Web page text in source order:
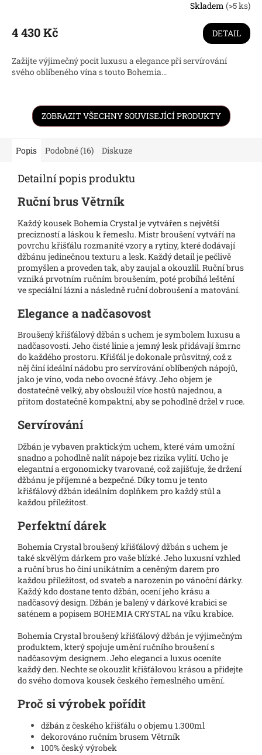
Skladem (>5 ks)
4 430 Kč DETAIL
Zažijte výjimečný pocit luxusu a elegance při servírování
svého oblíbeného vína s touto Bohemia...
ZOBRAZIT VŠECHNY SOUVISEJÍCÍ PRODUKTY
Popis Podobné (16) Diskuze
Detailní popis produktu
Ruční brus Větrník
Každý kousek Bohemia Crystal je vytvářen s největší
precizností a láskou k řemeslu. Mistr broušení vytváří na
povrchu křišťálu rozmanité vzory a rytiny, které dodávají
džbánu jedinečnou texturu a lesk. Každý detail je pečlivě
promyšlen a proveden tak, aby zaujal a okouzlil. Ruční brus
vzniká prvotním ručním broušením, poté probíhá leštění
ve speciální lázni a následně ruční dobroušení a matování.
Elegance a nadčasovost
Broušený křišťálový džbán s uchem je symbolem luxusu a
nadčasovosti. Jeho čisté linie a jemný lesk přidávají šmrnc
do každého prostoru. Křišťál je dokonale průsvitný, což z
něj činí ideální nádobu pro servírování oblíbených nápojů,
jako je víno, voda nebo ovocné šťávy. Jeho objem je
dostatečně velký, aby obsloužil více hostů najednou, a
přitom dostatečně kompaktní, aby se pohodlně držel v ruce.
Servírování
Džbán je vybaven praktickým uchem, které vám umožní
snadno a pohodlně nalít nápoje bez rizika vylití. Ucho je
elegantní a ergonomicky tvarované, což zajišťuje, že držení
džbánu je příjemné a bezpečné. Díky tomu je tento
křišťálový džbán ideálním doplňkem pro každý stůl a
každou příležitost.
Perfektní dárek
Bohemia Crystal broušený křišťálový džbán s uchem je
také skvělým dárkem pro vaše blízké. Jeho luxusní vzhled
a ruční brus ho činí unikátním a ceněným darem pro
každou příležitost, od svateb a narozenin po vánoční dárky.
Každý kdo dostane tento džbán, ocení jeho krásu a
nadčasový design. Džbán je balený v dárkové krabici se
saténem a popisem BOHEMIA CRYSTAL na víku krabice.
Bohemia Crystal broušený křišťálový džbán je výjimečným
produktem, který spojuje umění ručního broušení s
nadčasovým designem. Jeho eleganci a luxus oceníte
každý den. Nechte se okouzlit křišťálovou krásou a přidejte
do svého domova kousek českého řemeslného umění.
Proč si výrobek pořídit
džbán z českého křišťálu o objemu 1.300ml
dekorováno ručním brusem Větrník
100% český výrobek